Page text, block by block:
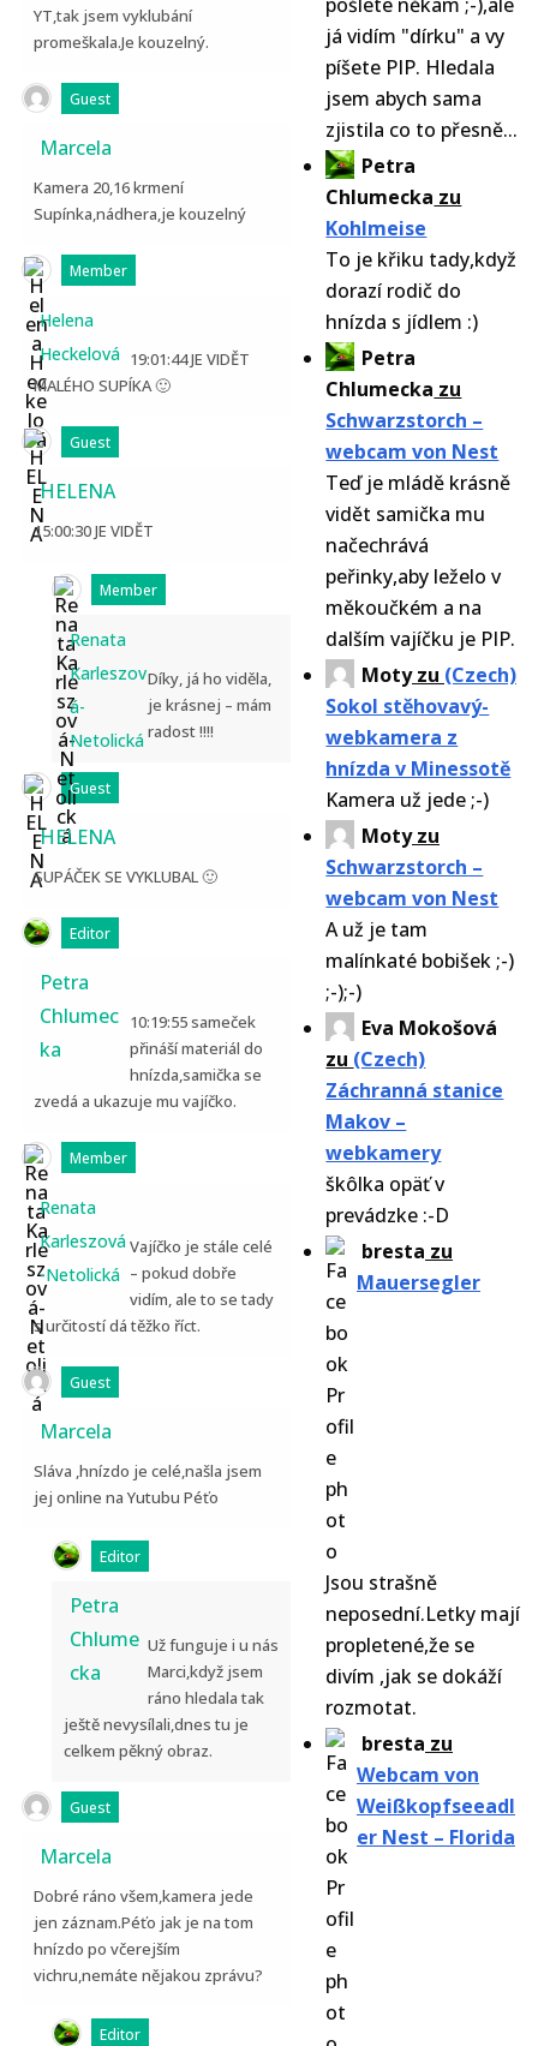
já vidím "dírku" a vy
píšete PIP. Hledala
jsem abych sama
zjistila co to přesně...
Petra
Chlumecka zu
Kohlmeise
To je křiku tady,když
dorazí rodič do
hnízda s jídlem :)
Petra
Chlumecka zu
Schwarzstorch –
webcam von Nest
Teď je mládě krásně
vidět samička mu
načechrává
peřinky,aby leželo v
měkoučkém a na
dalším vajíčku je PIP.
Motyzu (Czech)
Sokol stěhovavý-
webkamera z
hnízda v Minessotě
Kamera už jede ;-)
Motyzu
Schwarzstorch –
webcam von Nest
A už je tam
malínkaté bobišek ;-)
;-);-)
Eva Mokošová
zu (Czech)
Záchranná stanice
Makov –
webkamery
škôlka opäť v
prevádzke :-D
bresta zu
Mauersegler
Jsou strašně
neposední.Letky mají
propletené,že se
divím ,jak se dokáží
rozmotat.
bresta zu
Webcam von
Weißkopfseeadl
er Nest – Florida
YT,tak jsem vyklubání
promeškala.Je kouzelný.
Guest
Marcela
Kamera 20,16 krmení
Supínka,nádhera,je kouzelný
Member
Helena
Heckelová 19:01:44 JE VIDĚT
MALÉHO SUPÍKA 🙂
Guest
HELENA
15:00:30 JE VIDĚT
Member
Renata
Karleszov
á-
Netolická
Díky, já ho viděla,
je krásnej – mám
radost !!!!
Guest
HELENA
SUPÁČEK SE VYKLUBAL 🙂
Editor
Petra
Chlumec
ka
10:19:55 sameček
přináší materiál do
hnízda,samička se
zvedá a ukazuje mu vajíčko.
Member
Renata
Karleszová
-Netolická
Vajíčko je stále celé
– pokud dobře
vidím, ale to se tady
s určitostí dá těžko říct.
Guest
Marcela
Sláva ,hnízdo je celé,našla jsem
jej online na Yutubu Péťo
Editor
Petra
Chlume
cka
Už funguje i u nás
Marci,když jsem
ráno hledala tak
ještě nevysílali,dnes tu je
celkem pěkný obraz.
Guest
Marcela
Dobré ráno všem,kamera jede
jen záznam.Péťo jak je na tom
hnízdo po včerejším
vichru,nemáte nějakou zprávu?
Editor